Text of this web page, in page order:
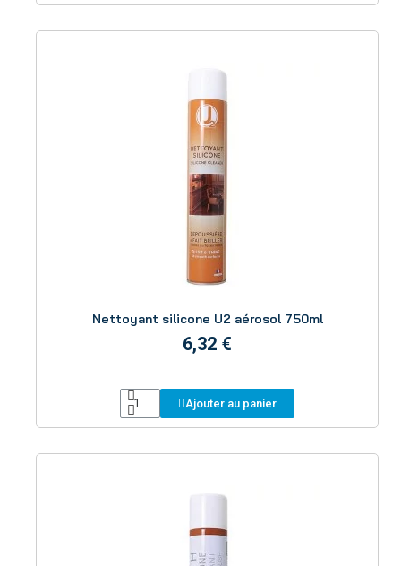
Nettoyant silicone U2 aérosol 750ml
6,32 €
Ajouter au panier